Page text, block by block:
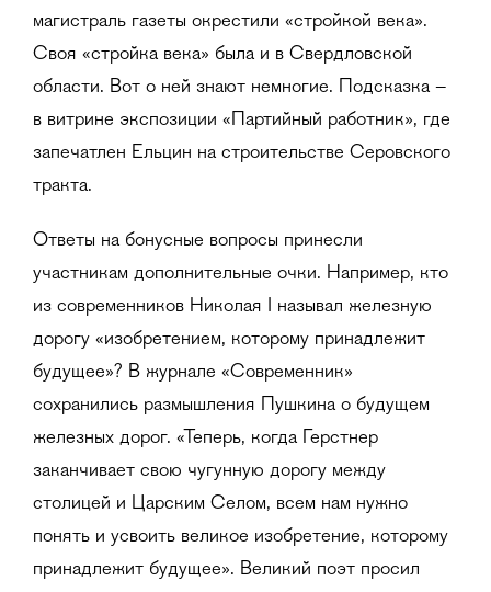
магистраль газеты окрестили «стройкой века».
Своя «стройка века» была и в Свердловской
области. Вот о ней знают немногие. Подсказка –
в витрине экспозиции «Партийный работник», где
запечатлен Ельцин на строительстве Серовского
тракта.
Ответы на бонусные вопросы принесли
участникам дополнительные очки. Например, кто
из современников Николая I называл железную
дорогу «изобретением, которому принадлежит
будущее»? В журнале «Современник»
сохранились размышления Пушкина о будущем
железных дорог. «Теперь, когда Герстнер
заканчивает свою чугунную дорогу между
столицей и Царским Селом, всем нам нужно
понять и усвоить великое изобретение, которому
принадлежит будущее». Великий поэт просил